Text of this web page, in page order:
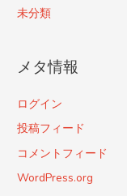
未分類
メタ情報
ログイン
投稿フィード
コメントフィード
WordPress.org